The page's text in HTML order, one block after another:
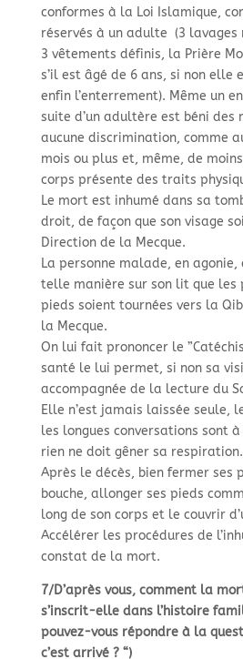
conformes à la Loi Islamique,
réservés à un adulte (3
3 vêtements définis, la Prière
s’il est âgé de 6 ans, si non elle
enfin l’enterrement). Même un
suite d’un adultère est béni des
aucune discrimination, comme
mois ou plus et, même, de
corps présente des traits
Le mort est inhumé dans sa
droit, de façon que son visage
Direction de la Mecque.
La personne malade, en
telle manière sur son lit que les
pieds soient tournées vers la
la Mecque.
On lui fait prononcer le
santé le lui permet, si non sa
accompagnée de la lecture du
Elle n’est jamais laissée seule,
les longues conversations sont
rien ne doit gêner sa respiration.
Après le décès, bien fermer ses
bouche, allonger ses pieds
long de son corps et le couvrir
Accélérer les procédures de
constat de la mort.
7/D’après vous, comment la
s’inscrit-elle dans l’histoire
pouvez-vous répondre à la
c’est arrivé ? “)